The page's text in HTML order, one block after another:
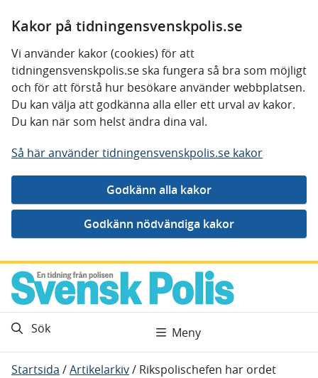
Kakor på tidningensvenskpolis.se
Vi använder kakor (cookies) för att
tidningensvenskpolis.se ska fungera så bra som möjligt
och för att förstå hur besökare använder webbplatsen.
Du kan välja att godkänna alla eller ett urval av kakor.
Du kan när som helst ändra dina val.
Så här använder tidningensvenskpolis.se kakor
Gå direkt till innehåll
Sök Meny
Startsida /Artikelarkiv/ Rikspolischefen har ordet